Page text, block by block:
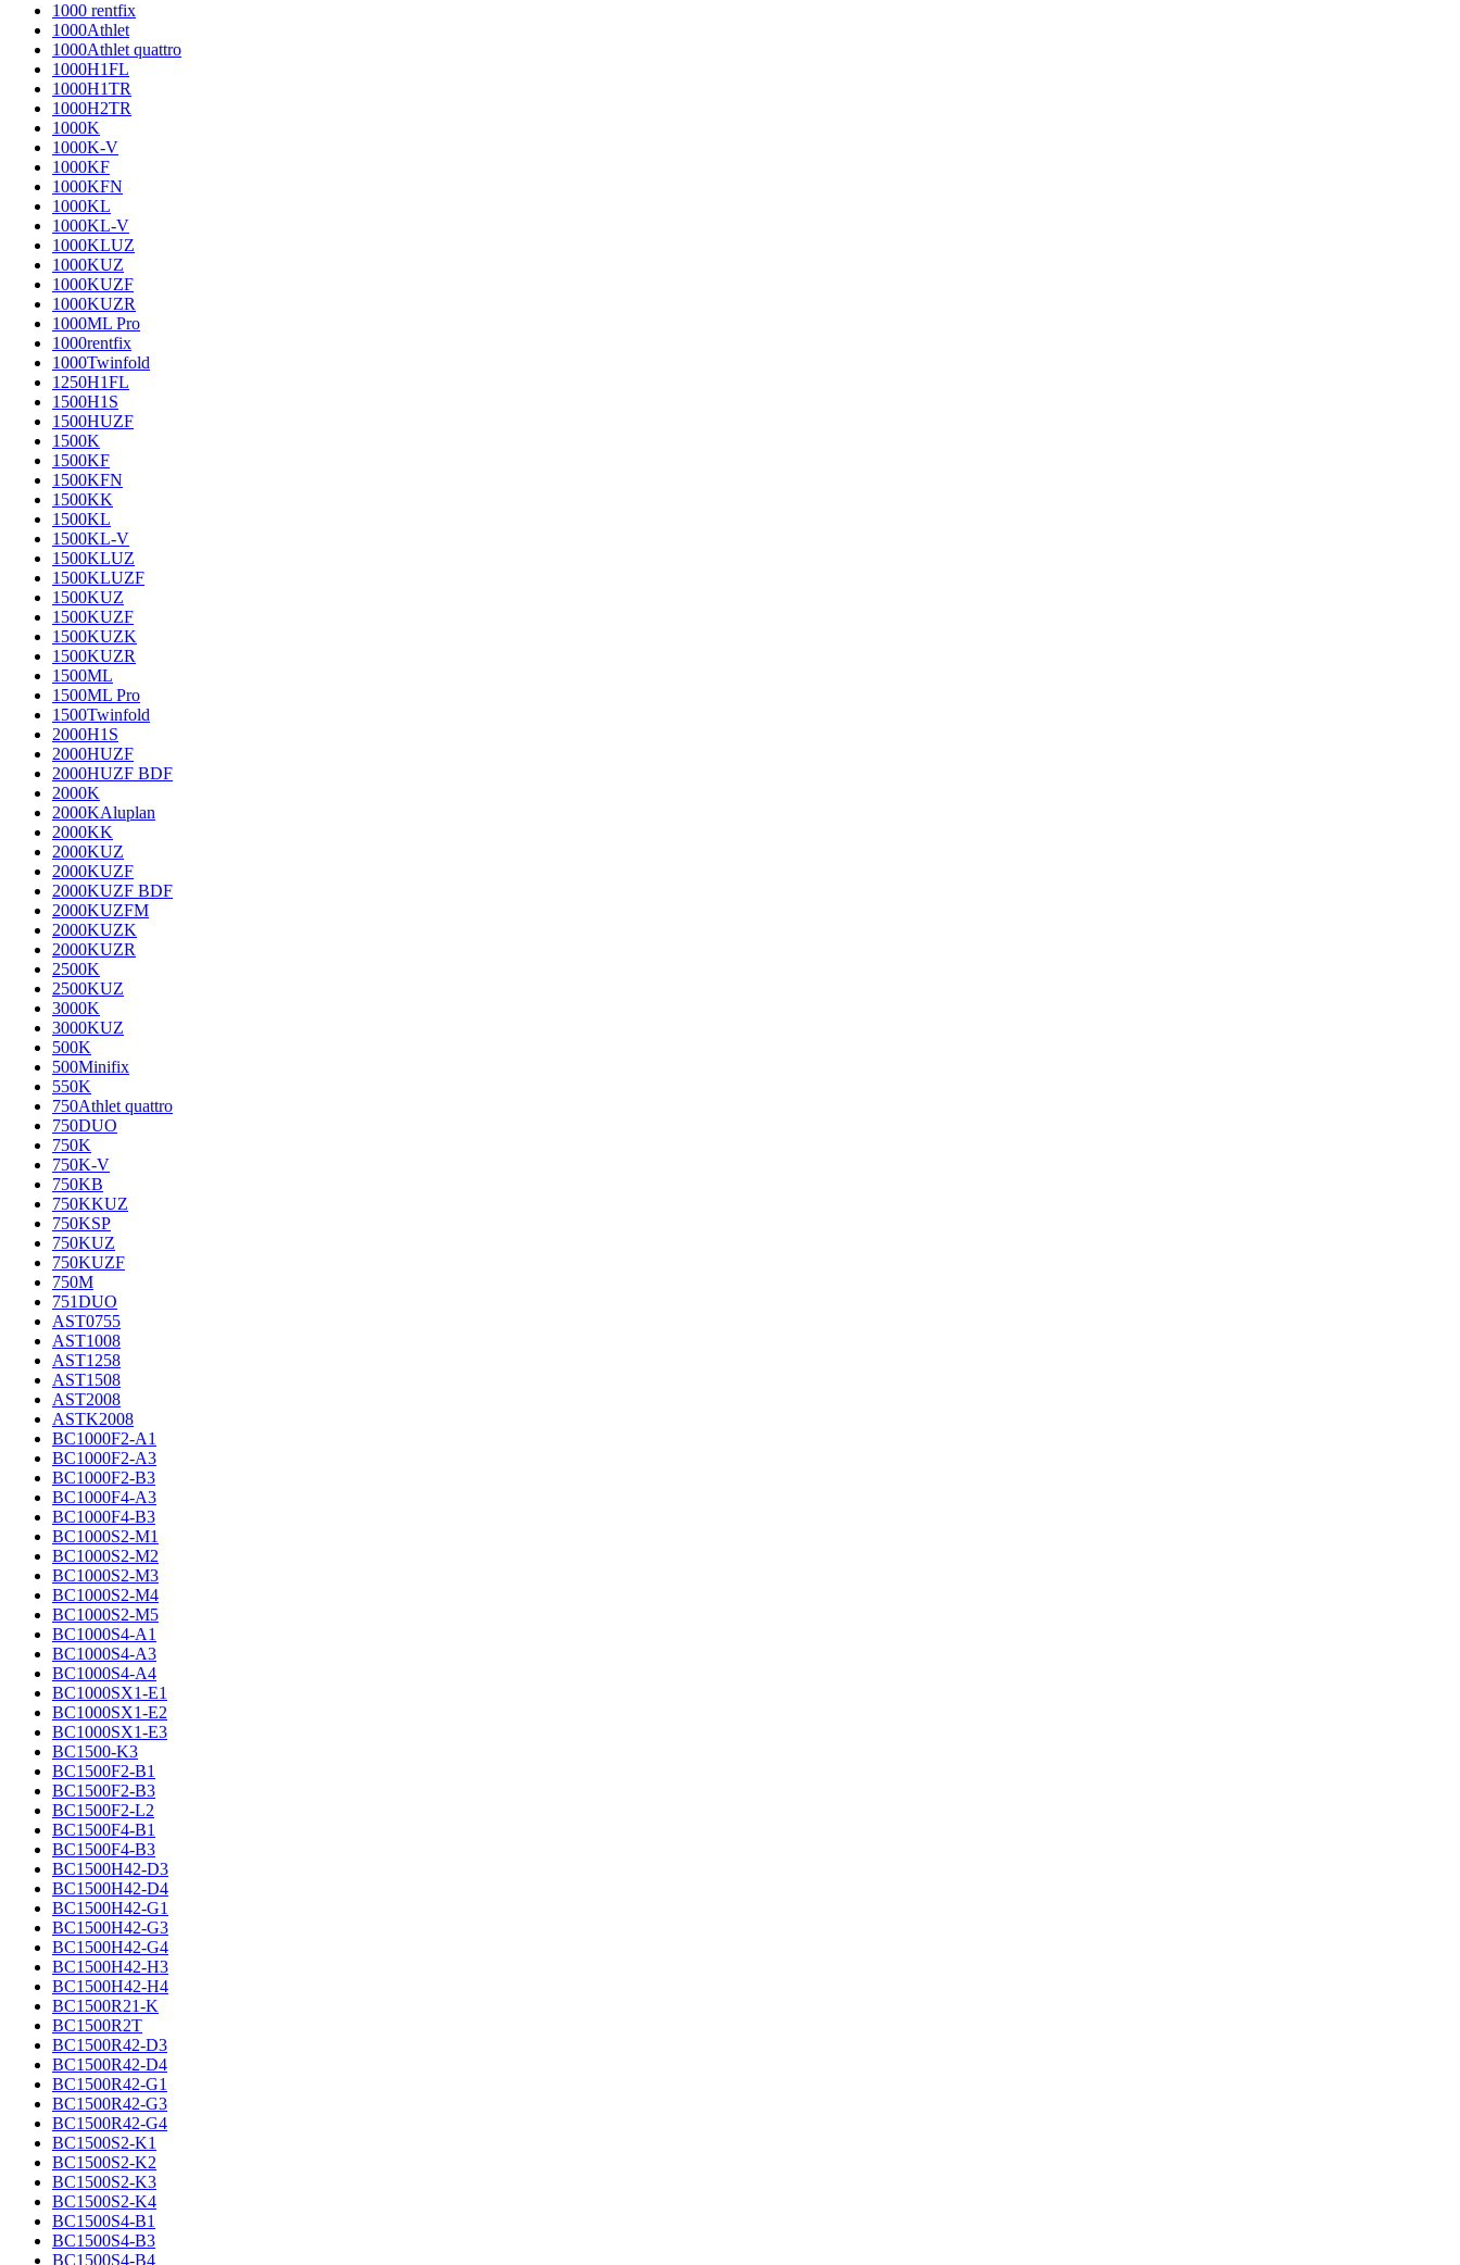
1000 rentfix
1000Athlet
1000Athlet quattro
1000H1FL
1000H1TR
1000H2TR
1000K
1000K-V
1000KF
1000KFN
1000KL
1000KL-V
1000KLUZ
1000KUZ
1000KUZF
1000KUZR
1000ML Pro
1000rentfix
1000Twinfold
1250H1FL
1500H1S
1500HUZF
1500K
1500KF
1500KFN
1500KK
1500KL
1500KL-V
1500KLUZ
1500KLUZF
1500KUZ
1500KUZF
1500KUZK
1500KUZR
1500ML
1500ML Pro
1500Twinfold
2000H1S
2000HUZF
2000HUZF BDF
2000K
2000KAluplan
2000KK
2000KUZ
2000KUZF
2000KUZF BDF
2000KUZFM
2000KUZK
2000KUZR
2500K
2500KUZ
3000K
3000KUZ
500K
500Minifix
550K
750Athlet quattro
750DUO
750K
750K-V
750KB
750KKUZ
750KSP
750KUZ
750KUZF
750M
751DUO
AST0755
AST1008
AST1258
AST1508
AST2008
ASTK2008
BC1000F2-A1
BC1000F2-A3
BC1000F2-B3
BC1000F4-A3
BC1000F4-B3
BC1000S2-M1
BC1000S2-M2
BC1000S2-M3
BC1000S2-M4
BC1000S2-M5
BC1000S4-A1
BC1000S4-A3
BC1000S4-A4
BC1000SX1-E1
BC1000SX1-E2
BC1000SX1-E3
BC1500-K3
BC1500F2-B1
BC1500F2-B3
BC1500F2-L2
BC1500F4-B1
BC1500F4-B3
BC1500H42-D3
BC1500H42-D4
BC1500H42-G1
BC1500H42-G3
BC1500H42-G4
BC1500H42-H3
BC1500H42-H4
BC1500R21-K
BC1500R2T
BC1500R42-D3
BC1500R42-D4
BC1500R42-G1
BC1500R42-G3
BC1500R42-G4
BC1500S2-K1
BC1500S2-K2
BC1500S2-K3
BC1500S2-K4
BC1500S4-B1
BC1500S4-B3
BC1500S4-B4